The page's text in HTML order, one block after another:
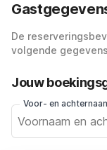
De
volgende gegevens
Jouw
Voor- en